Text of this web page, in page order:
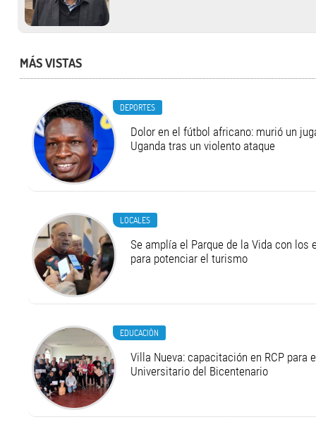
MÁS VISTAS
DEPORTES
Dolor en el fútbol africano: murió un
Uganda tras un violento ataque
LOCALES
Se amplía el Parque de la Vida con los
para potenciar el turismo
EDUCACIÓN
Villa Nueva: capacitación en RCP para
Universitario del Bicentenario